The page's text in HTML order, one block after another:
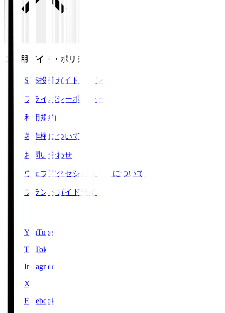
ご利用ガイド・ポリシー
SNS投稿ガイドライン
プライバシーポリシー
利用規約
著作権について
お問い合わせ
ウェブアクセシビリティについて
ブランドガイドライン
YouTube
TikTok
Instagram
X
Facebook